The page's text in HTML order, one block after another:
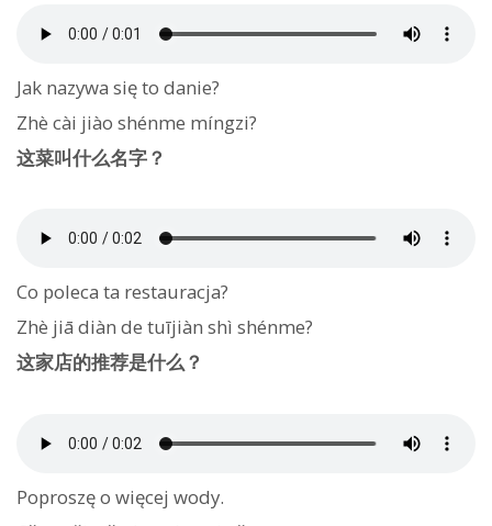
Jak nazywa się to danie?
Zhè cài jiào shénme míngzi?
这菜叫什么名字？
Co poleca ta restauracja?
Zhè jiā diàn de tuījiàn shì shénme?
这家店的推荐是什么？
Poproszę o więcej wody.